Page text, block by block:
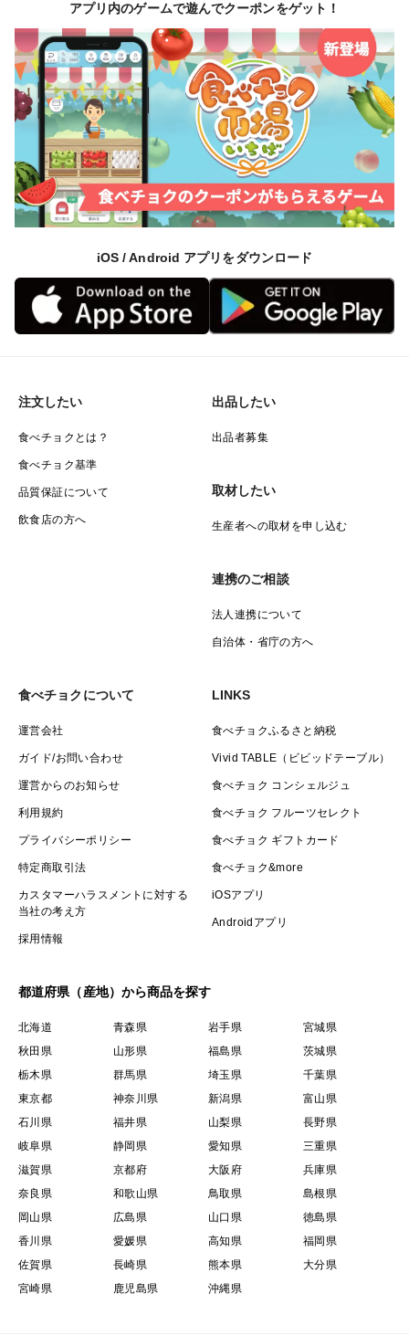
熊野米という、「ヒカリ新世紀」という品種を用いて、
梅の調味液を雑草抑制に使い
農薬の使用を抑えた環境にやさしいブランド米がありま
品種の特徴
かつては全国的に作付け一位を誇り、食味検査の基準米
にもなっていた「あっさり・しっかり」した食感が特徴
現在の甘味・粘りの強いお米が主流の中で異彩を放つ、
個人的な見解としては粘りが少なく、あっさりしている
食べても胃腸がもたれなかったことにビックリしまし
アプリ内のゲームで遊んでクーポンをゲット！
iOS / Android アプリをダウンロード
注文したい
食べチョクとは？
食べチョク基準
品質保証について
飲食店の方へ
出品したい
出品者募集
取材したい
生産者への取材を申し込む
連携のご相談
法人連携について
自治体・省庁の方へ
食べチョクについて
運営会社
ガイド/お問い合わせ
運営からのお知らせ
利用規約
プライバシーポリシー
特定商取引法
カスタマーハラスメントに対する
当社の考え方
採用情報
LINKS
食べチョクふるさと納税
Vivid TABLE（ビビッドテーブル）
食べチョク コンシェルジュ
食べチョク フルーツセレクト
食べチョク ギフトカード
食べチョク&more
iOSアプリ
Androidアプリ
都道府県（産地）から商品を探す
北海道 青森県 岩手県
宮城県
秋田県
山形県 福島県
茨城県
栃木県
群馬県 埼玉県
千葉県
東京都
神奈川県 新潟県
富山県
石川県
福井県 山梨県
長野県
岐阜県
静岡県 愛知県
三重県
滋賀県
京都府 大阪府
兵庫県
奈良県
和歌山県 鳥取県
島根県
岡山県
広島県 山口県
徳島県
香川県
愛媛県 高知県
福岡県
佐賀県
長崎県 熊本県
大分県
宮崎県
鹿児島県 沖縄県